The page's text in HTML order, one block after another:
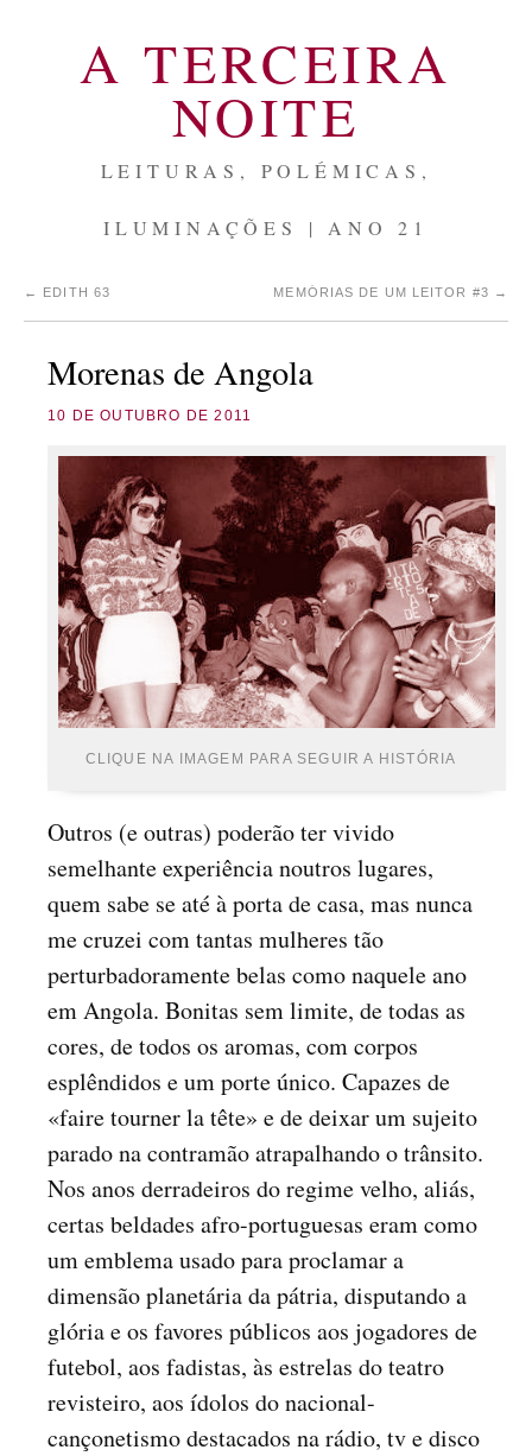
A TERCEIRA
NOITE
LEITURAS, POLÉMICAS,
ILUMINAÇÕES | ANO 21
← EDITH 63 MEMÓRIAS DE UM LEITOR #3 →
Morenas de Angola
10 DE OUTUBRO DE 2011
CLIQUE NA IMAGEM PARA SEGUIR A HISTÓRIA
Outros (e outras) poderão ter vivido
semelhante experiência noutros lugares,
quem sabe se até à porta de casa, mas nunca
me cruzei com tantas mulheres tão
perturbadoramente belas como naquele ano
em Angola. Bonitas sem limite, de todas as
cores, de todos os aromas, com corpos
esplêndidos e um porte único. Capazes de
«faire tourner la tête» e de deixar um sujeito
parado na contramão atrapalhando o trânsito.
Nos anos derradeiros do regime velho, aliás,
certas beldades afro-portuguesas eram como
um emblema usado para proclamar a
dimensão planetária da pátria, disputando a
glória e os favores públicos aos jogadores de
futebol, aos fadistas, às estrelas do teatro
revisteiro, aos ídolos do nacional-
cançonetismo destacados na rádio, tv e disco